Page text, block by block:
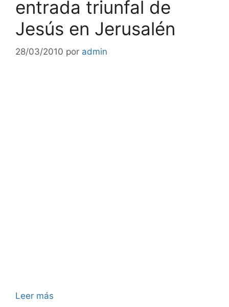
entrada triunfal de
Jesús en Jerusalén
28/03/2010 por admin
Leer más